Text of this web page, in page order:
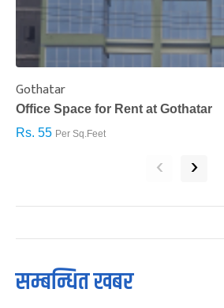
Gothatar
Office Space for Rent at Gothatar
Rs. 55 Per Sq.Feet
‹ ›
सम्बन्धित खबर